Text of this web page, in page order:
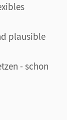
plausible
- schon